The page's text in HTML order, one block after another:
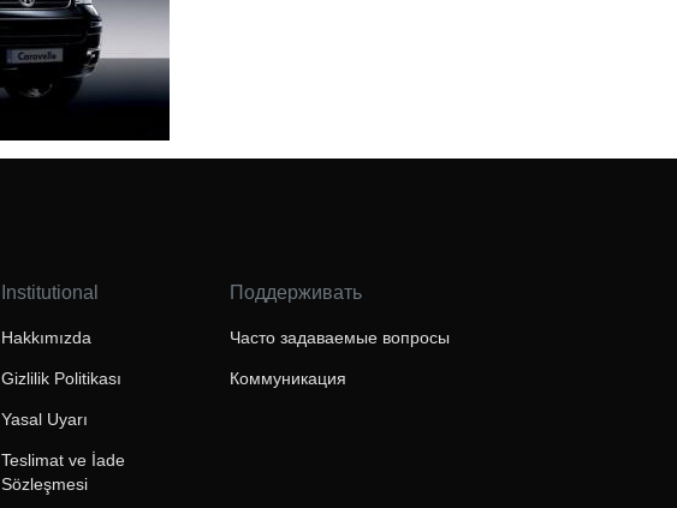
Institutional
Hakkımızda
Gizlilik Politikası
Yasal Uyarı
Teslimat ve İade
Sözleşmesi
Поддерживать
Часто задаваемые вопросы
Коммуникация